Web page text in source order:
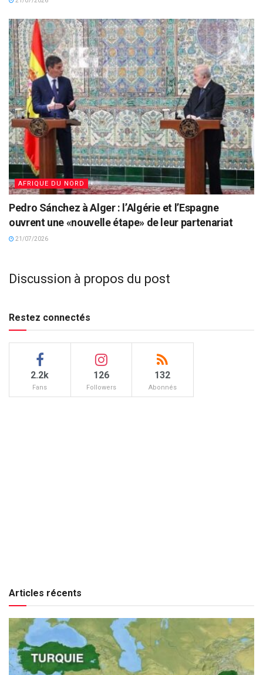
AFRIQUE DU NORD
Pedro Sánchez à Alger : l’Algérie et l’Espagne
ouvrent une «nouvelle étape» de leur partenariat
21/07/2026
Discussion à propos du post
Restez connectés
2.2k
Fans
126
Followers
132
Abonnés
Articles récents